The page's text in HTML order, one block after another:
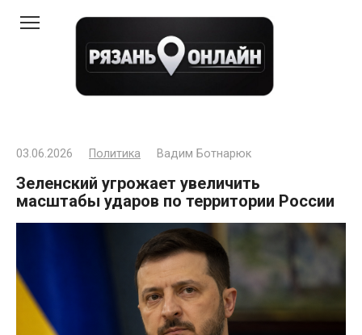
03.06.2026 Политика Вадим Ботнарюк
Зеленский угрожает увеличить
масштабы ударов по территории России